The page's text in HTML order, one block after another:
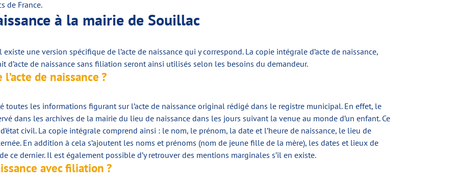
de France.
à la mairie de Souillac
une version spécifique de l’acte de naissance qui y correspond. La copie intégrale d’acte de naissance,
d’acte de naissance sans filiation seront ainsi utilisés selon les besoins du demandeur.
de naissance ?
toutes les informations figurant sur l’acte de naissance original rédigé dans le registre municipal. En effet, le
dans les archives de la mairie du lieu de naissance dans les jours suivant la venue au monde d’un enfant. Ce
civil. La copie intégrale comprend ainsi : le nom, le prénom, la date et l’heure de naissance, le lieu de
En addition à cela s’ajoutent les noms et prénoms (nom de jeune fille de la mère), les dates et lieux de
ce dernier. Il est également possible d’y retrouver des mentions marginales s’il en existe.
avec filiation ?